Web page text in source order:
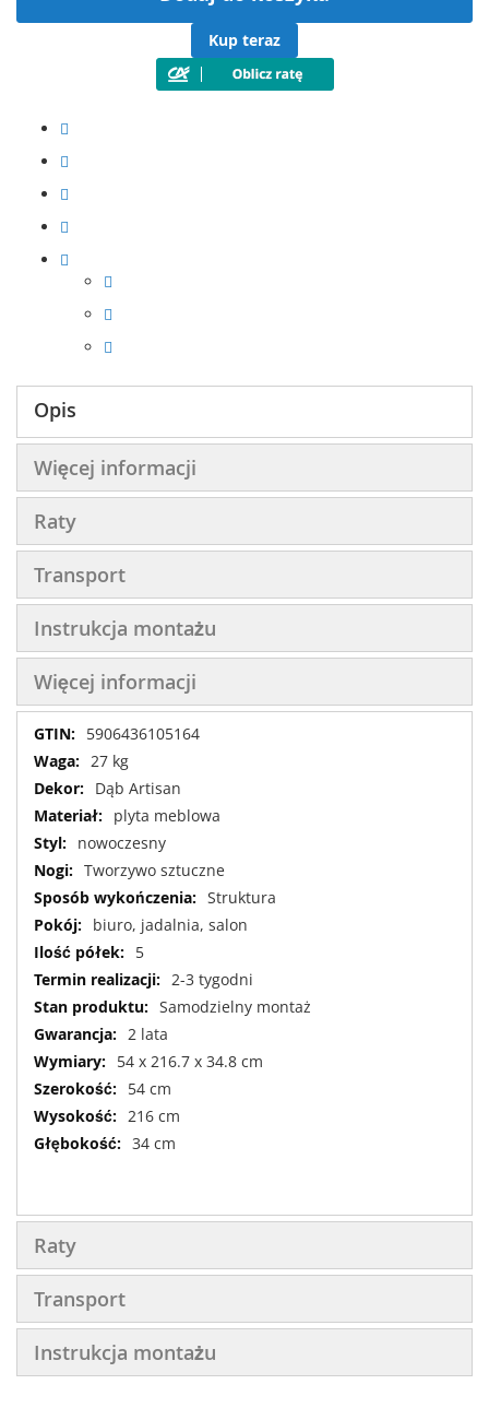
Kup teraz
Opis
Więcej informacji
Raty
Transport
Instrukcja montażu
Więcej informacji
Więcej
informacji
5906436105164
27 kg
Dąb Artisan
plyta meblowa
nowoczesny
Tworzywo sztuczne
Struktura
biuro, jadalnia, salon
5
2-3 tygodni
Samodzielny montaż
2 lata
54 x 216.7 x 34.8 cm
54 cm
216 cm
34 cm
Raty
Transport
Instrukcja montażu